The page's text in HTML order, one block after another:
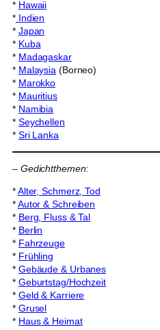
* Hawaii
*Indien
* Japan
* Kuba
* Madagaskar
* Malaysia (Borneo)
* Marokko
* Mauritius
* Namibia
* Seychellen
* Sri Lanka
– Gedichtthemen:
*Alter, Schmerz, Tod
*Autor & Schreiben
* Berg, Fluss & Tal
* Berlin
* Fahrzeuge
* Frühling
* Gebäude & Urbanes
* Geburtstag/Hochzeit
* Geld & Karriere
* Grusel
* Haus & Heimat